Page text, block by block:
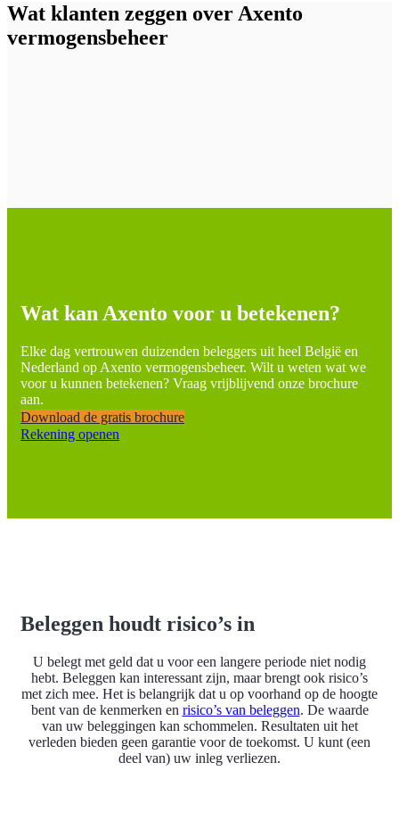
Wat klanten zeggen over Axento
vermogensbeheer
Wat kan Axento voor u betekenen?
Elke dag vertrouwen duizenden beleggers uit heel België en
Nederland op Axento vermogensbeheer. Wilt u weten wat we
voor u kunnen betekenen? Vraag vrijblijvend onze brochure
aan.
Download de gratis brochure
Rekening openen
Beleggen houdt risico’s in
U belegt met geld dat u voor een langere periode niet nodig
hebt. Beleggen kan interessant zijn, maar brengt ook risico’s
met zich mee. Het is belangrijk dat u op voorhand op de hoogte
bent van de kenmerken en risico’s van beleggen. De waarde
van uw beleggingen kan schommelen. Resultaten uit het
verleden bieden geen garantie voor de toekomst. U kunt (een
deel van) uw inleg verliezen.